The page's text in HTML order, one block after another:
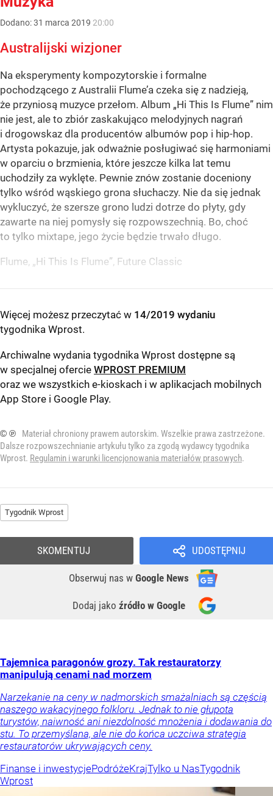
Dodano:31 marca 2019 20:00
Australijski wizjoner
Na eksperymenty kompozytorskie i formalne
pochodzącego z Australii Flume’a czeka się z nadzieją,
że przyniosą muzyce przełom. Album „Hi This Is Flume” nim
nie jest, ale to zbiór zaskakująco melodyjnych nagrań
i drogowskaz dla producentów albumów pop i hip-hop.
Artysta pokazuje, jak odważnie posługiwać się harmoniami
w oparciu o brzmienia, które jeszcze kilka lat temu
uchodziły za wyklęte. Pewnie znów zostanie doceniony
tylko wśród wąskiego grona słuchaczy. Nie da się jednak
wykluczyć, że szersze grono ludzi dotrze do płyty, gdy
zawarte na niej pomysły się rozpowszechnią. Bo, choć
to tylko mixtape, jego życie będzie trwało długo.
Flume, „Hi This Is Flume”, Future Classic
Więcej możesz przeczytać w 14/2019 wydaniu
tygodnika Wprost.
Archiwalne wydania tygodnika Wprost dostępne są
w specjalnej ofercie WPROST PREMIUM
oraz we wszystkich e-kioskach i w aplikacjach mobilnych
App Store i Google Play.
© ℗
Materiał chroniony prawem autorskim. Wszelkie prawa zastrzeżone.
Dalsze rozpowszechnianie artykułu tylko za zgodą wydawcy tygodnika
Wprost. Regulamin i warunki licencjonowania materiałów prasowych.
Tygodnik Wprost
UDOSTĘPNIJ
Obserwuj nas w Google News
Dodaj jako źródło w Google
SKOMENTUJ
Tajemnica paragonów grozy. Tak restauratorzy
manipulują cenami nad morzem
Narzekanie na ceny w nadmorskich smażalniach są częścią
naszego wakacyjnego folkloru. Jednak to nie głupota
turystów, naiwność ani niezdolność mnożenia i dodawania do
stu. To przemyślana, ale nie do końca uczciwa strategia
restauratorów ukrywających ceny.
Finanse i inwestycjePodróżeKrajTylko u NasTygodnik
Wprost